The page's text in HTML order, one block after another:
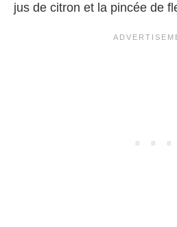
jus de citron et la pincée de